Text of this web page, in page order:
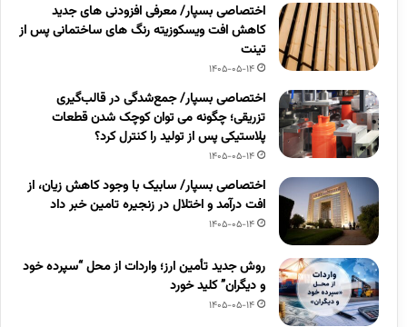
اختصاصی بسپار/ معرفی افزودنی های جدید
کاهش افت ویسکوزیته رنگ های ساختمانی پس از
تینت
1405-05-14
اختصاصی بسپار/ جمع‌شدگی در قالب‌گیری
تزریقی؛ چگونه می توان کوچک شدن قطعات
پلاستیکی پس از تولید را کنترل کرد؟
1405-05-14
اختصاصی بسپار/ سابیک با وجود کاهش زیان، از
افت درآمد و اختلال در زنجیره تامین خبر داد
1405-05-14
روش جدید تأمین ارز؛ واردات از محل “سپرده خود
و دیگران” کلید خورد
1405-05-14